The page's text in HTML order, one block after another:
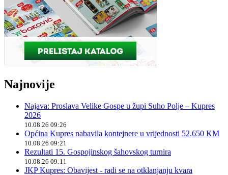
Najnovije
Najava: Proslava Velike Gospe u župi Suho Polje – Kupres
2026
10.08.26 09:26
Općina Kupres nabavila kontejnere u vrijednosti 52.650 KM
10.08.26 09:21
Rezultati 15. Gospojinskog šahovskog turnira
10.08.26 09:11
JKP Kupres: Obavijest - radi se na otklanjanju kvara